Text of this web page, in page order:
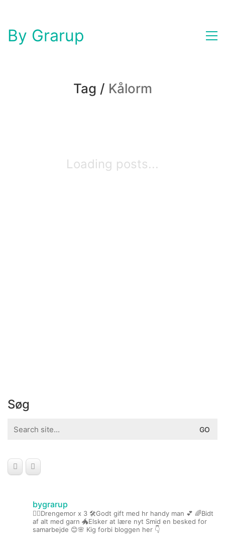
By Grarup
Tag / Kålorm
Loading posts...
Søg
for:
bygrarup
🤹‍♀️Drengemor x 3 🛠️Godt gift med hr handy man 💕 🌈Bidt
af alt med garn 🐲Elsker at lære nyt Smid en besked for
samarbejde 😊🌸 Kig forbi bloggen her 👇